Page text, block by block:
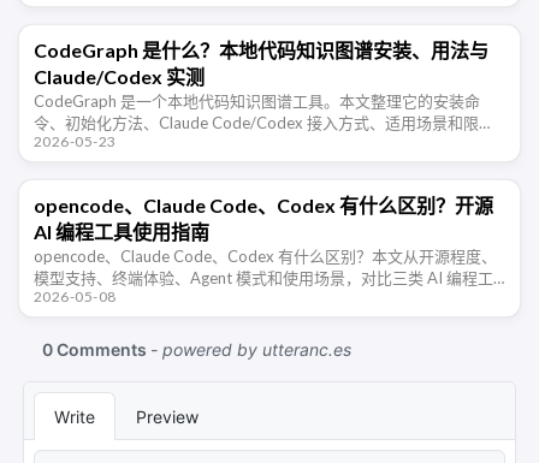
CodeGraph 是什么？本地代码知识图谱安装、用法与
Claude/Codex 实测
CodeGraph 是一个本地代码知识图谱工具。本文整理它的安装命
令、初始化方法、Claude Code/Codex 接入方式、适用场景和限
制，说明它如何减少 AI Agent 读文件、搜索和 …
2026-05-23
opencode、Claude Code、Codex 有什么区别？开源
AI 编程工具使用指南
opencode、Claude Code、Codex 有什么区别？本文从开源程度、
模型支持、终端体验、Agent 模式和使用场景，对比三类 AI 编程工
具的特点。
2026-05-08